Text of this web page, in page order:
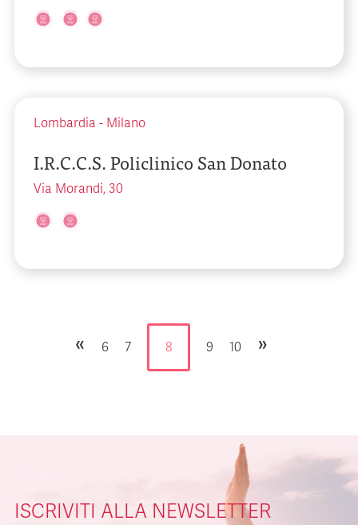
Lombardia - Milano
I.R.C.C.S. Policlinico San Donato
Via Morandi, 30
« 6 7 8 9 10 »
ISCRIVITI ALLA NEWSLETTER